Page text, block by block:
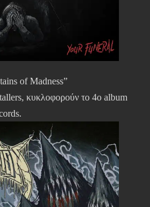
of Madness”
κυκλοφορούν το 4ο album